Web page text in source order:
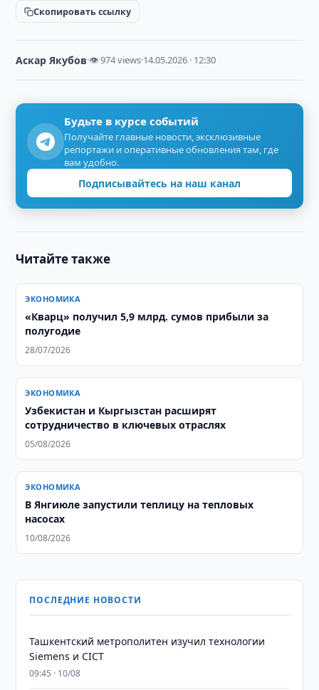
Скопировать ссылку
Аскар Якубов·👁 974 views·14.05.2026 · 12:30
Будьте в курсе событий
Получайте главные новости, эксклюзивные
репортажи и оперативные обновления там, где
вам удобно.
Подписывайтесь на наш канал
Читайте также
ЭКОНОМИКА
«Кварц» получил 5,9 млрд. сумов прибыли за
полугодие
28/07/2026
ЭКОНОМИКА
Узбекистан и Кыргызстан расширят
сотрудничество в ключевых отраслях
05/08/2026
ЭКОНОМИКА
В Янгиюле запустили теплицу на тепловых
насосах
10/08/2026
ПОСЛЕДНИЕ НОВОСТИ
Ташкентский метрополитен изучил технологии
Siemens и CICT
09:45 · 10/08